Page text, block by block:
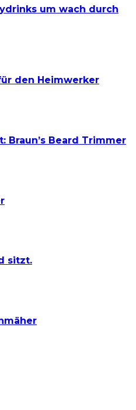
um wach durch
den Heimwerker
Beard Trimmer
sitzt.